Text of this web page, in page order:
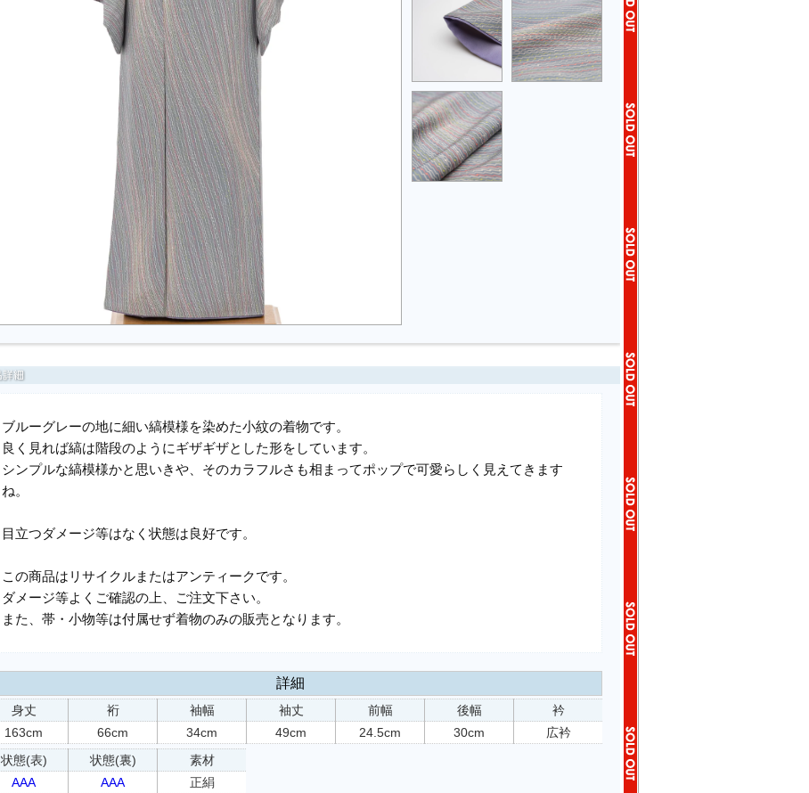
ブルーグレーの地に細い縞模様を染めた小紋の着物です。
良く見れば縞は階段のようにギザギザとした形をしています。
シンプルな縞模様かと思いきや、そのカラフルさも相まってポップで可愛らしく見えてきます
ね。
目立つダメージ等はなく状態は良好です。
この商品はリサイクルまたはアンティークです。
ダメージ等よくご確認の上、ご注文下さい。
また、帯・小物等は付属せず着物のみの販売となります。
詳細
身丈
163cm
裄
66cm
袖幅
34cm
袖丈
49cm
前幅
24.5cm
後幅
30cm
衿
広衿
状態(表)
AAA
状態(裏)
AAA
素材
正絹